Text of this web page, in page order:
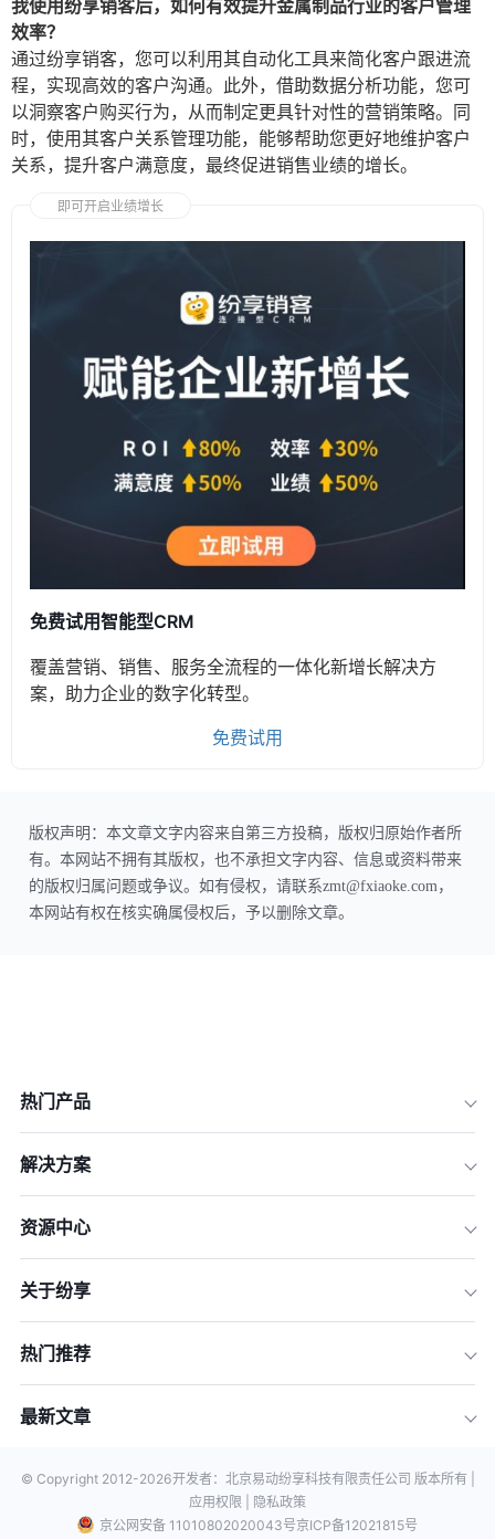
我使用纷享销客后，如何有效提升金属制品行业的客户管理
效率？
通过纷享销客，您可以利用其自动化工具来简化客户跟进流
程，实现高效的客户沟通。此外，借助数据分析功能，您可
以洞察客户购买行为，从而制定更具针对性的营销策略。同
时，使用其客户关系管理功能，能够帮助您更好地维护客户
关系，提升客户满意度，最终促进销售业绩的增长。
即可开启业绩增长
免费试用智能型CRM
覆盖营销、销售、服务全流程的一体化新增长解决方
案，助力企业的数字化转型。
免费试用
版权声明：本文章文字内容来自第三方投稿，版权归原始作者所
有。本网站不拥有其版权，也不承担文字内容、信息或资料带来
的版权归属问题或争议。如有侵权，请联系zmt@fxiaoke.com，
本网站有权在核实确属侵权后，予以删除文章。
热门产品
解决方案
资源中心
关于纷享
热门推荐
最新文章
© Copyright 2012-2026开发者：北京易动纷享科技有限责任公司 版本所有 |
应用权限 |
隐私政策
京公网安备 11010802020043号京ICP备12021815号